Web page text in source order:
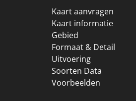
Kaart aanvragen
Kaart informatie
Gebied
Formaat & Detail
Uitvoering
Soorten Data
Voorbeelden